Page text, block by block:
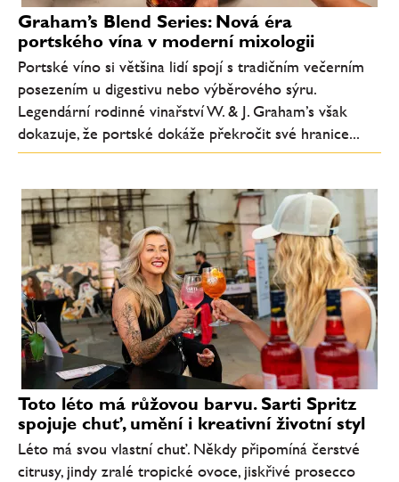
Graham’s Blend Series: Nová éra
portského vína v moderní mixologii
Portské víno si většina lidí spojí s tradičním večerním
posezením u digestivu nebo výběrového sýru.
Legendární rodinné vinařství W. & J. Graham’s však
dokazuje, že portské dokáže překročit své hranice...
Toto léto má růžovou barvu. Sarti Spritz
spojuje chuť, umění i kreativní životní styl
Léto má svou vlastní chuť. Někdy připomíná čerstvé
citrusy, jindy zralé tropické ovoce, jiskřivé prosecco